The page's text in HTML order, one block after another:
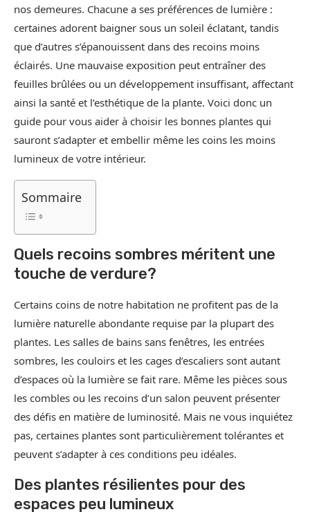
nos demeures. Chacune a ses préférences de lumière :
certaines adorent baigner sous un soleil éclatant, tandis
que d’autres s’épanouissent dans des recoins moins
éclairés. Une mauvaise exposition peut entraîner des
feuilles brûlées ou un développement insuffisant, affectant
ainsi la santé et l’esthétique de la plante. Voici donc un
guide pour vous aider à choisir les bonnes plantes qui
sauront s’adapter et embellir même les coins les moins
lumineux de votre intérieur.
Sommaire
Quels recoins sombres méritent une
touche de verdure?
Certains coins de notre habitation ne profitent pas de la
lumière naturelle abondante requise par la plupart des
plantes. Les salles de bains sans fenêtres, les entrées
sombres, les couloirs et les cages d’escaliers sont autant
d’espaces où la lumière se fait rare. Même les pièces sous
les combles ou les recoins d’un salon peuvent présenter
des défis en matière de luminosité. Mais ne vous inquiétez
pas, certaines plantes sont particulièrement tolérantes et
peuvent s’adapter à ces conditions peu idéales.
Des plantes résilientes pour des
espaces peu lumineux